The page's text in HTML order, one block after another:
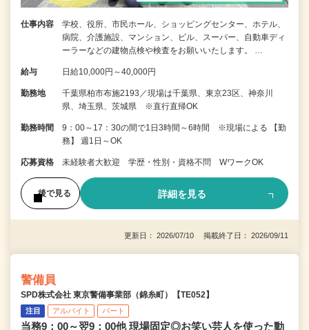
仕事内容
学校、役所、市民ホール、ショッピングセンター、ホテル、
病院、介護施設、マンション、ビル、スーパー、自動車ディ
ーラーなどの建物点検や検査をお願いいたします。 …
給与 日給10,000円～40,000円
勤務地
千葉県柏市布施2193／現場は千葉県、東京23区、神奈川
県、埼玉県、茨城県 ※直行直帰OK
勤務時間
9：00～17：30の間で1日3時間～6時間 ※現場による 【勤
務】 週1日～OK
応募資格 未経験者大歓迎 学歴・性別・資格不問 WワークOK
後で見る 詳細を見る
更新日： 2026/07/10 掲載終了日： 2026/09/11
警備員
SPD株式会社 東京警備事業部（錦糸町）【TE052】
注目 アルバイト パート
当務9：00～翌9：00他 現場固定◎お笑い芸人を使った動